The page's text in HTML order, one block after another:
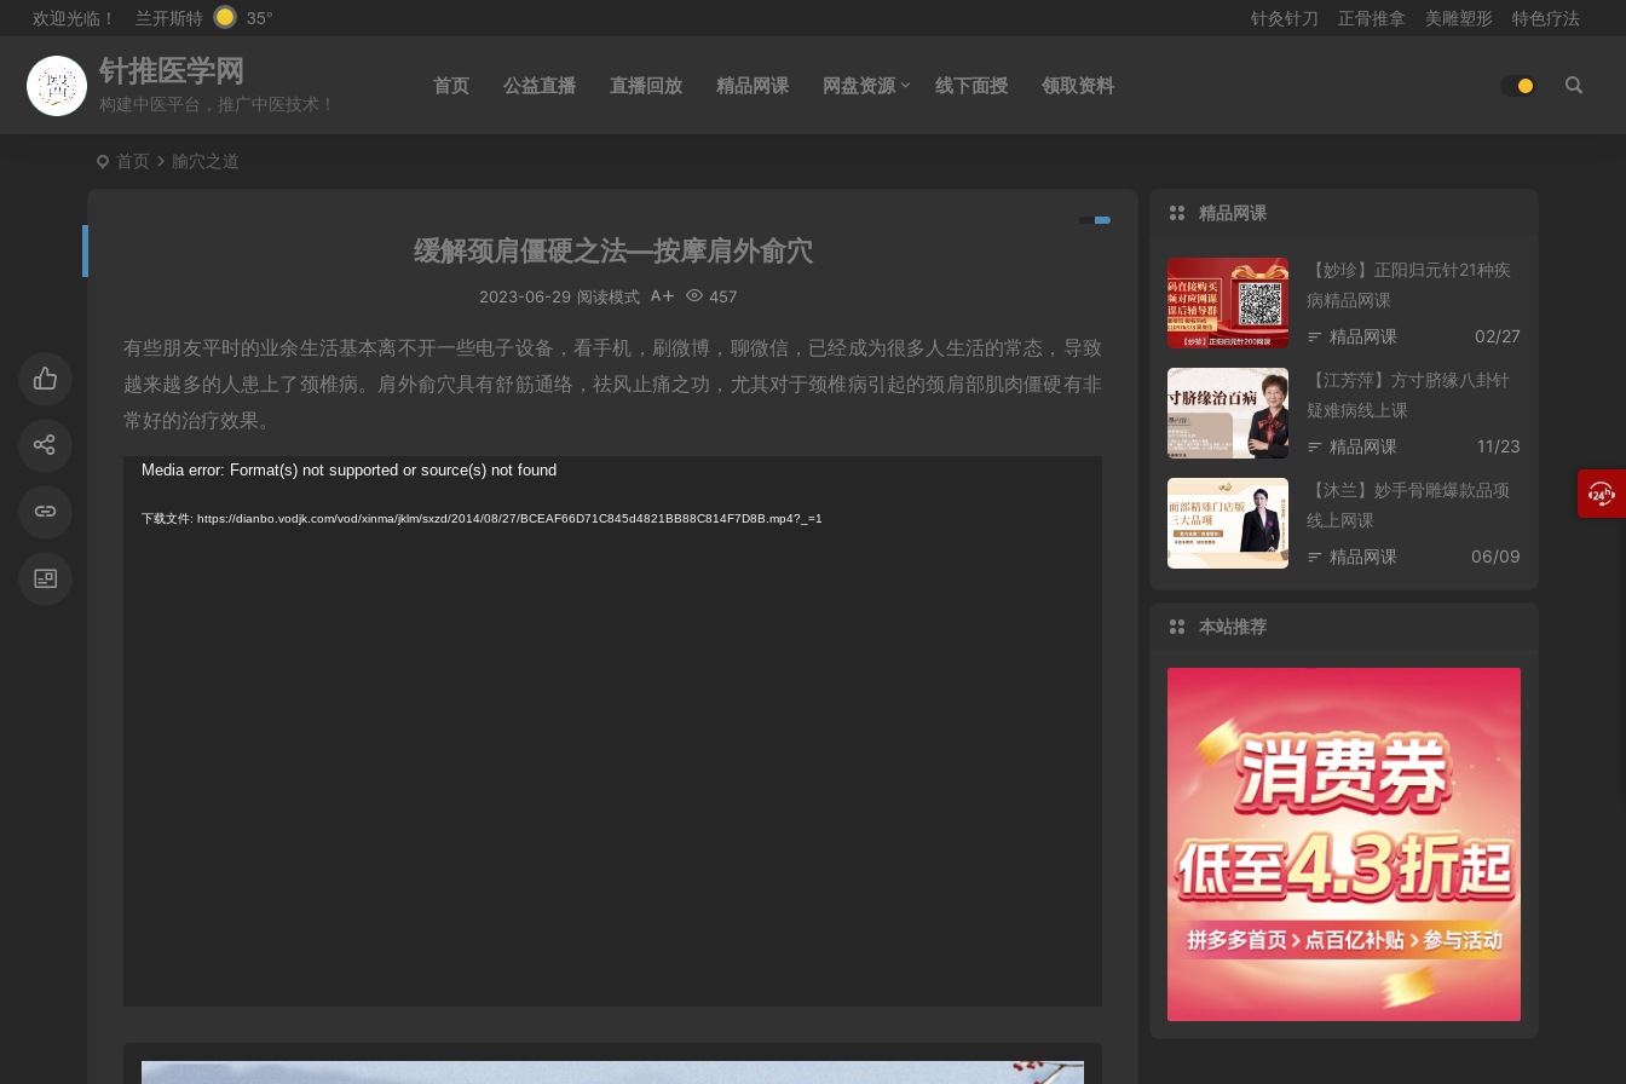
欢迎光临！ 兰开斯特 35° 针灸针刀 正骨推拿 美雕塑形 特色疗法
针推医学网
构建中医平台，推广中医技术！
首页 公益直播 直播回放 精品网课 网盘资源 线下面授 领取资料
首页 腧穴之道
缓解颈肩僵硬之法—按摩肩外俞穴
2023-06-29 457
阅读模式
有些朋友平时的业余生活基本离不开一些电子设备，看手机，刷微博，聊微信，已经成为很多人生活的常态，导致
越来越多的人患上了颈椎病。肩外俞穴具有舒筋通络，祛风止痛之功，尤其对于颈椎病引起的颈肩部肌肉僵硬有非
常好的治疗效果。
Media error: Format(s) not supported or source(s) not found
下载文件: https://dianbo.vodjk.com/vod/xinma/jklm/sxzd/2014/08/27/BCEAF66D71C845d4821BB88C814F7D8B.mp4?_=1
精品网课
【妙珍】正阳归元针21种疾
病精品网课
02/27
精品网课
【江芳萍】方寸脐缘八卦针
疑难病线上课
11/23
精品网课
【沐兰】妙手骨雕爆款品项
线上网课
06/09
精品网课
本站推荐